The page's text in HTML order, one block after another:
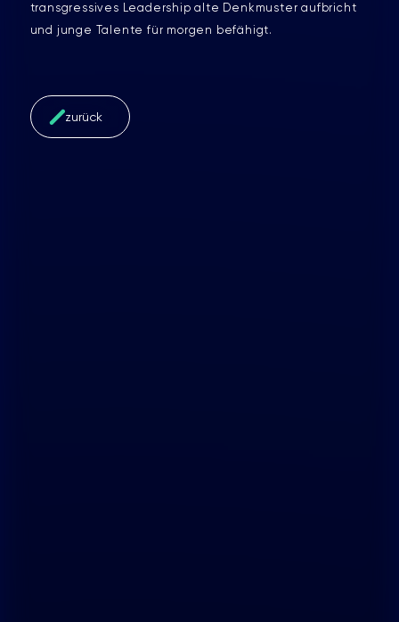
transgressives Leadership alte Denkmuster aufbricht
und junge Talente für morgen befähigt.
zurück